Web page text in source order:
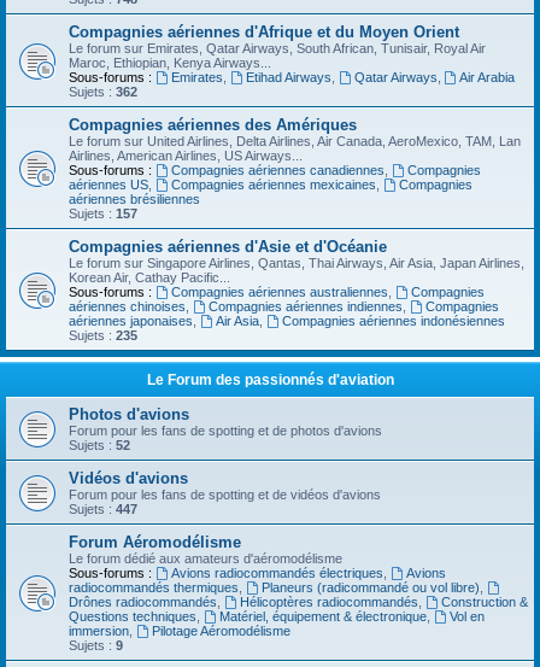
Compagnies aériennes d'Afrique et du Moyen Orient
Le forum sur Emirates, Qatar Airways, South African, Tunisair, Royal Air
Maroc, Ethiopian, Kenya Airways...
Sous-forums :
Emirates Etihad Airways Qatar Airways
Air Arabia
Sujets : 362
Compagnies aériennes des Amériques
Le forum sur United Airlines, Delta Airlines, Air Canada, AeroMexico, TAM, Lan
Airlines, American Airlines, US Airways...
Sous-forums :
Compagnies aériennes canadiennes
Compagnies
aériennes US
Compagnies aériennes mexicaines
Compagnies
aériennes brésiliennes
Sujets : 157
Compagnies aériennes d'Asie et d'Océanie
Le forum sur Singapore Airlines, Qantas, Thai Airways, Air Asia, Japan Airlines,
Korean Air, Cathay Pacific...
Sous-forums :
Compagnies aériennes australiennes
Compagnies
aériennes chinoises
Compagnies aériennes indiennes
Compagnies
aériennes japonaises
Air Asia,
Compagnies aériennes indonésiennes
Sujets : 235
Le Forum des passionnés d'aviation
Photos d'avions
Forum pour les fans de spotting et de photos d'avions
Sujets : 52
Vidéos d'avions
Forum pour les fans de spotting et de vidéos d'avions
Sujets : 447
Forum Aéromodélisme
Le forum dédié aux amateurs d'aéromodélisme
Sous-forums :
Avions radiocommandés électriques
Avions
radiocommandés thermiques
Planeurs (radicommandé ou vol libre)
Drônes radiocommandés
Hélicoptères radiocommandés
Construction &
Questions techniques
Matériel, équipement & électronique,
Vol en
immersion
Pilotage Aéromodélisme
Sujets : 9